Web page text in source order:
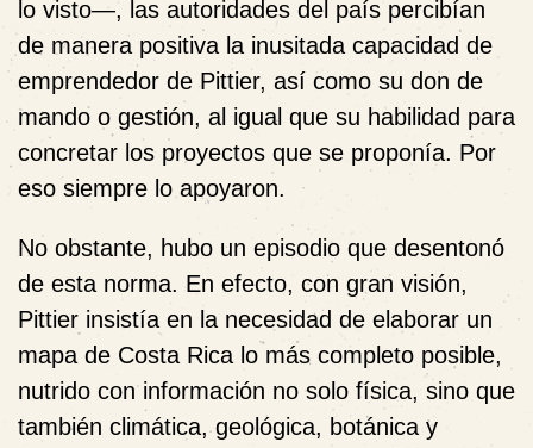
lo visto—, las autoridades del país percibían
de manera positiva la inusitada capacidad de
emprendedor de Pittier, así como su don de
mando o gestión, al igual que su habilidad para
concretar los proyectos que se proponía. Por
eso siempre lo apoyaron.
No obstante, hubo un episodio que desentonó
de esta norma. En efecto, con gran visión,
Pittier insistía en la necesidad de elaborar un
mapa de Costa Rica lo más completo posible,
nutrido con información no solo física, sino que
también climática, geológica, botánica y